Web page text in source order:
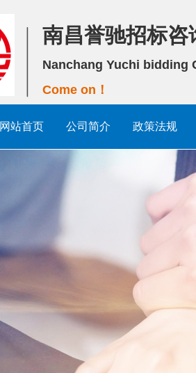
南昌誉驰招标咨
Nanchang Yuchi bidding
Come on！
网站首页 公司简介 政策法规